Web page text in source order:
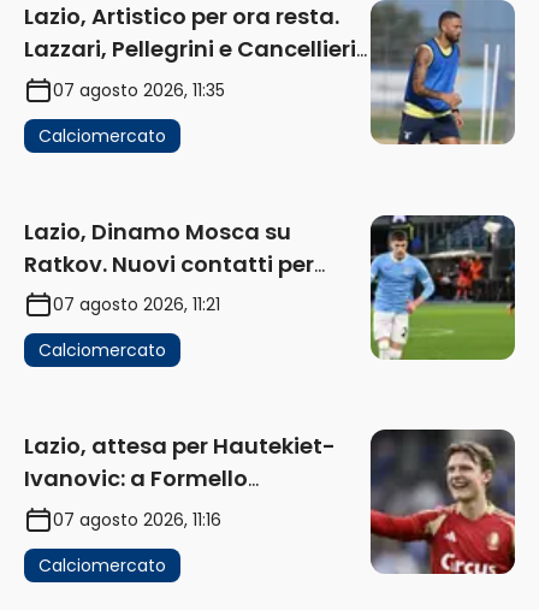
Lazio, Artistico per ora resta.
Lazzari, Pellegrini e Cancellieri
in uscita
07 agosto 2026, 11:35
Calciomercato
Lazio, Dinamo Mosca su
Ratkov. Nuovi contatti per
Pinamonti
07 agosto 2026, 11:21
Calciomercato
Lazio, attesa per Hautekiet-
Ivanovic: a Formello
attendono risposte
07 agosto 2026, 11:16
Calciomercato